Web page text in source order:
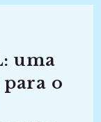
uma
o